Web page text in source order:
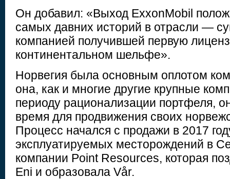
Он добавил: «Выход ExxonMobil
самых давних историй в отрасли —
компанией получившей первую
континентальном шельфе».
Норвегия была основным оплотом
она, как и многие другие крупные
периоду рационализации портфеля,
время для продвижения своих
Процесс начался с продажи в 2017
эксплуатируемых месторождений в
компании Point Resources, которая
Eni и образовала Vår.